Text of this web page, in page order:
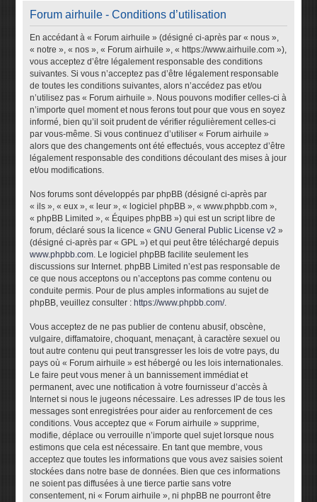
Forum airhuile - Conditions d’utilisation
En accédant à « Forum airhuile » (désigné ci-après par « nous »,
« notre », « nos », « Forum airhuile », « https://www.airhuile.com »),
vous acceptez d’être légalement responsable des conditions
suivantes. Si vous n’acceptez pas d’être légalement responsable
de toutes les conditions suivantes, alors n’accédez pas et/ou
n’utilisez pas « Forum airhuile ». Nous pouvons modifier celles-ci à
n’importe quel moment et nous ferons tout pour que vous en soyez
informé, bien qu’il soit prudent de vérifier régulièrement celles-ci
par vous-même. Si vous continuez d’utiliser « Forum airhuile »
alors que des changements ont été effectués, vous acceptez d’être
légalement responsable des conditions découlant des mises à jour
et/ou modifications.
Nos forums sont développés par phpBB (désigné ci-après par
« ils », « eux », « leur », « logiciel phpBB », « www.phpbb.com »,
« phpBB Limited », « Équipes phpBB ») qui est un script libre de
forum, déclaré sous la licence «GNU General Public License v2 »
(désigné ci-après par « GPL ») et qui peut être téléchargé depuis
www.phpbb.com. Le logiciel phpBB facilite seulement les
discussions sur Internet. phpBB Limited n’est pas responsable de
ce que nous acceptons ou n’acceptons pas comme contenu ou
conduite permis. Pour de plus amples informations au sujet de
phpBB, veuillez consulter : https://www.phpbb.com/.
Vous acceptez de ne pas publier de contenu abusif, obscène,
vulgaire, diffamatoire, choquant, menaçant, à caractère sexuel ou
tout autre contenu qui peut transgresser les lois de votre pays, du
pays où « Forum airhuile » est hébergé ou les lois internationales.
Le faire peut vous mener à un bannissement immédiat et
permanent, avec une notification à votre fournisseur d’accès à
Internet si nous le jugeons nécessaire. Les adresses IP de tous les
messages sont enregistrées pour aider au renforcement de ces
conditions. Vous acceptez que « Forum airhuile » supprime,
modifie, déplace ou verrouille n’importe quel sujet lorsque nous
estimons que cela est nécessaire. En tant que membre, vous
acceptez que toutes les informations que vous avez saisies soient
stockées dans notre base de données. Bien que ces informations
ne soient pas diffusées à une tierce partie sans votre
consentement, ni « Forum airhuile », ni phpBB ne pourront être